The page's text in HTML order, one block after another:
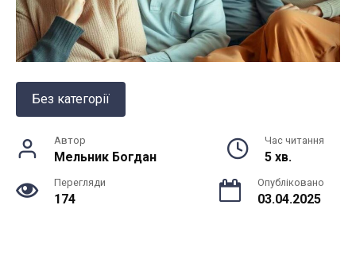
Без категорії
Автор
Мельник Богдан
Час читання
5 хв.
Перегляди
174
Опубліковано
03.04.2025